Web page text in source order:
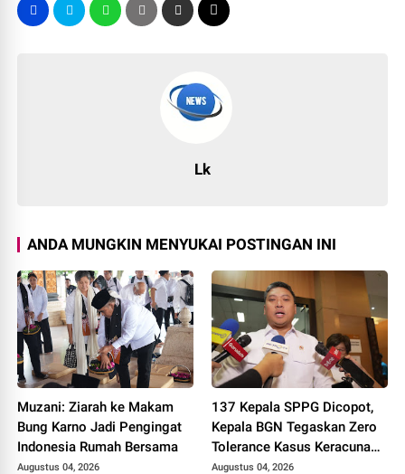
Lk
ANDA MUNGKIN MENYUKAI POSTINGAN INI
Muzani: Ziarah ke Makam
Bung Karno Jadi Pengingat
Indonesia Rumah Bersama
Augustus 04, 2026
137 Kepala SPPG Dicopot,
Kepala BGN Tegaskan Zero
Tolerance Kasus Keracunan
MBG
Augustus 04, 2026